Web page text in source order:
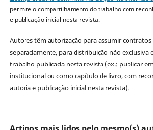
permite o compartilhamento do trabalho com
e publicação inicial nesta revista.
Autores têm autorização para assumir contratos
separadamente, para distribuição não exclusiva
trabalho publicada nesta revista (ex.: publicar
institucional ou como capítulo de livro, com
autoria e publicação inicial nesta revista).